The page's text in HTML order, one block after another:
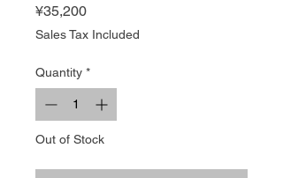
¥35,200Price
Sales Tax Included
Quantity *
Out of Stock